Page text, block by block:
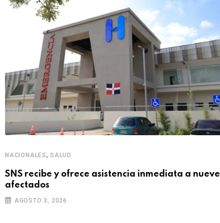
NACIONALES, SALUD
SNS recibe y ofrece asistencia inmediata a nueve
afectados
AGOSTO 3, 2026